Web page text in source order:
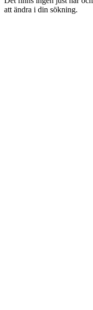
att ändra i din sökning.